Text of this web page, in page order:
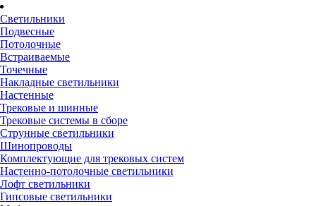
Светильники
Подвесные
Потолочные
Встраиваемые
Точечные
Накладные светильники
Настенные
Трековые и шинные
Трековые системы в сборе
Струнные светильники
Шинопроводы
Комплектующие для трековых систем
Настенно-потолочные светильники
Лофт светильники
Гипсовые светильники